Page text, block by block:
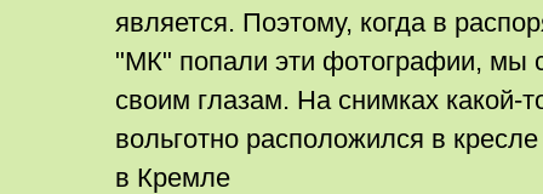
является. Поэтому, когда в
"МК" попали эти фотографии, мы
своим глазам. На снимках какой-
вольготно расположился в
в Кремле